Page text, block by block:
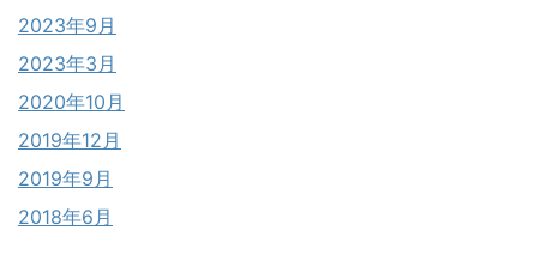
2023年9月
2023年3月
2020年10月
2019年12月
2019年9月
2018年6月